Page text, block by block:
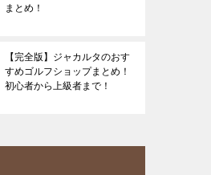
まとめ！
【完全版】ジャカルタのおす
すめゴルフショップまとめ！
初心者から上級者まで！